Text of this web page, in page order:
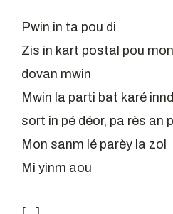
Pwin in ta pou di
Zis in kart postal pou
dovan mwin
Mwin la parti bat karé
sort in pé déor, pa rès an
Mon sanm lé parèy la zol
Mi yinm aou